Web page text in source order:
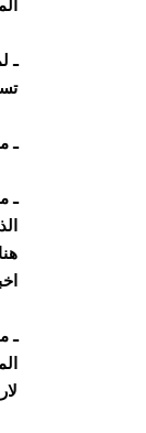
ـ
ـ
ـ
ـ